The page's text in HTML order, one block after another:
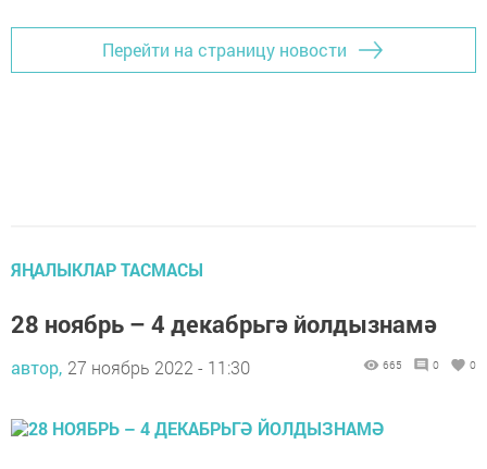
Перейти на страницу новости
ЯҢАЛЫКЛАР ТАСМАСЫ
28 ноябрь – 4 декабрьгә йолдызнамә
автор, 27 ноябрь 2022 - 11:30 665 0 0